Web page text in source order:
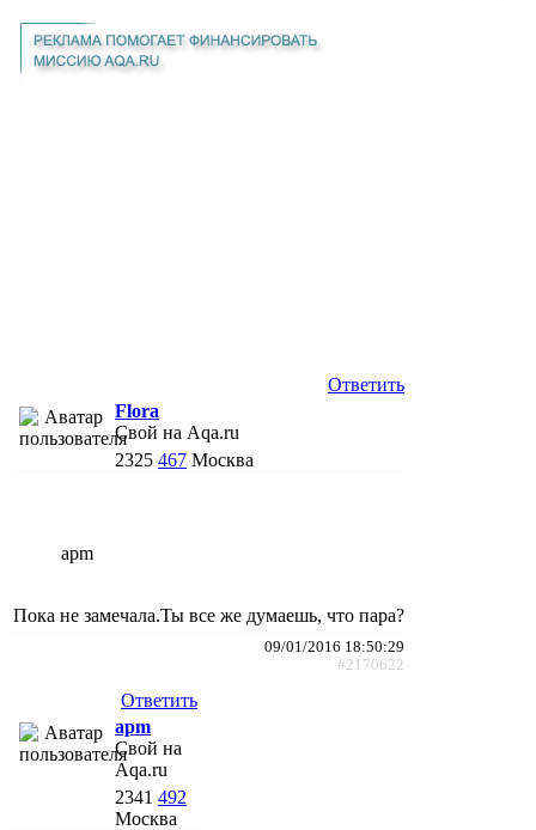
Ответить
Flora
Свой на Aqa.ru
2325 467 Москва
apm
Пока не замечала.Ты все же думаешь, что пара?
09/01/2016 18:50:29
#2170622
Ответить
apm
Свой на
Aqa.ru
2341 492
Москва